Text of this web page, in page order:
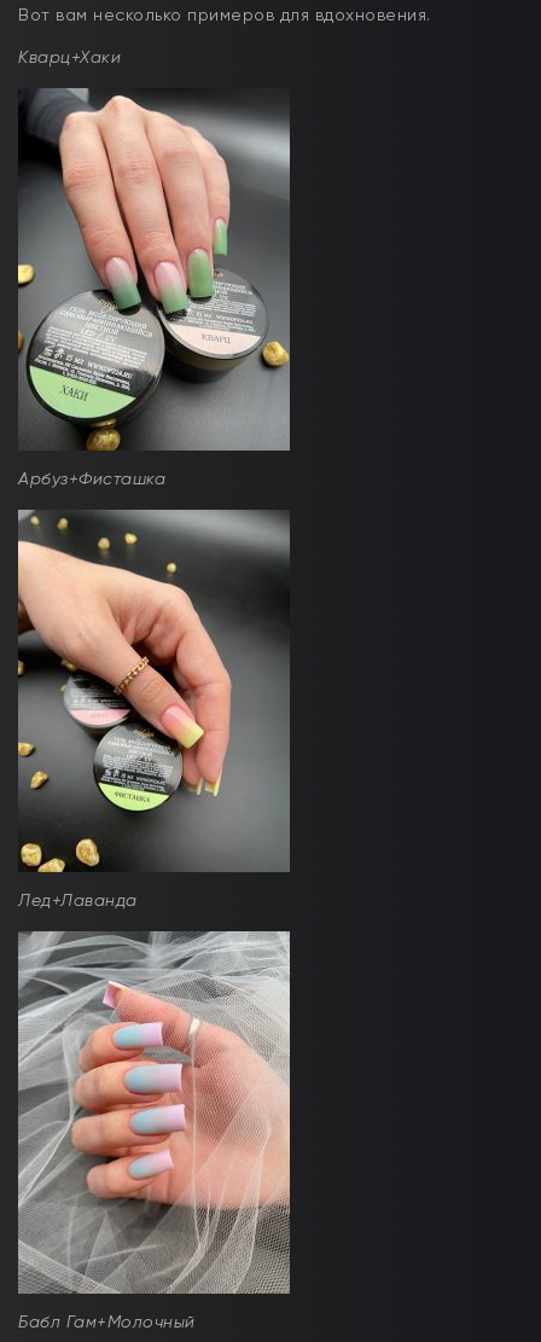
Вот вам несколько примеров для вдохновения.
Кварц+Хаки
Арбуз+Фисташка
Лед+Лаванда
Бабл Гам+Молочный